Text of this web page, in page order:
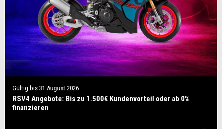
Gültig bis 31 August 2026
RSV4 Angebote: Bis zu 1.500€ Kundenvorteil oder ab 0%
finanzieren